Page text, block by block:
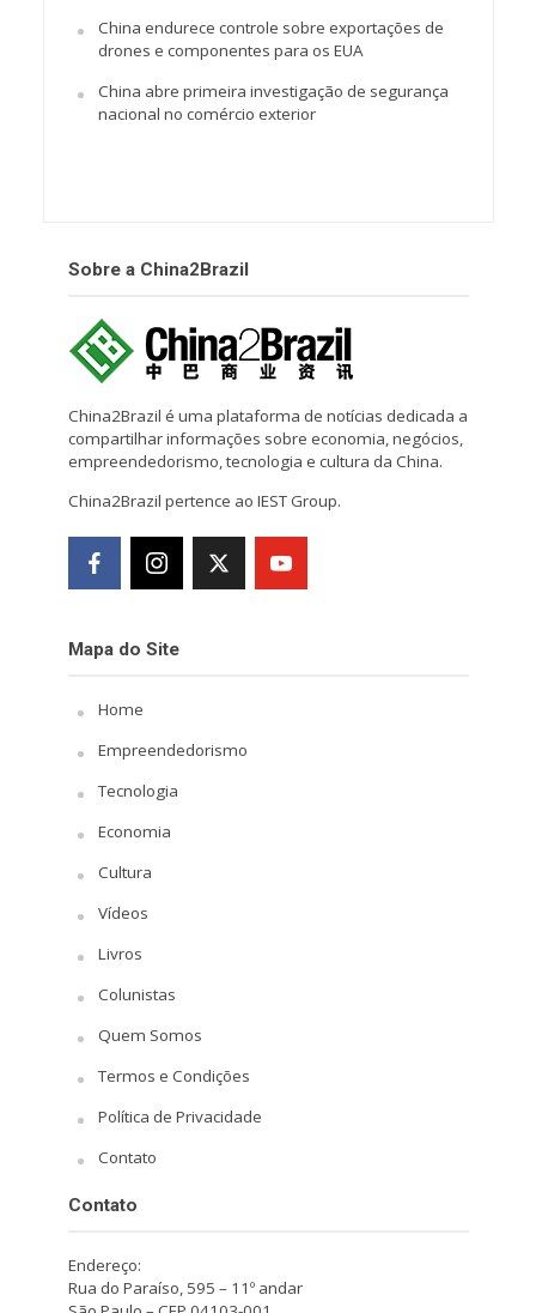
China endurece controle sobre exportações de
drones e componentes para os EUA
China abre primeira investigação de segurança
nacional no comércio exterior
Sobre a China2Brazil
China2Brazil é uma plataforma de notícias dedicada a
compartilhar informações sobre economia, negócios,
empreendedorismo, tecnologia e cultura da China.
China2Brazil pertence ao IEST Group.
Mapa do Site
Home
Empreendedorismo
Tecnologia
Economia
Cultura
Vídeos
Livros
Colunistas
Quem Somos
Termos e Condições
Política de Privacidade
Contato
Contato
Endereço:
Rua do Paraíso, 595 – 11º andar